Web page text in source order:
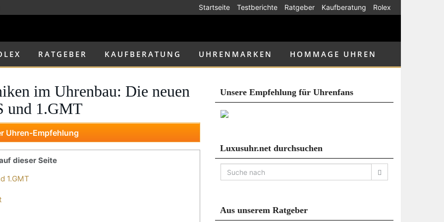
Startseite Testberichte Ratgeber Kaufberatung Rolex
RATGEBER KAUFBERATUNG UHRENMARKEN HOMMAGE UHREN
im Uhrenbau: Die neuen
und 1.GMT
Uhren-Empfehlung
dieser Seite
1.GMT
Unsere Empfehlung für Uhrenfans
Luxusuhr.net durchsuchen
Aus unserem Ratgeber